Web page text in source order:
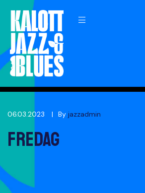
06.03.2023 By jazzadmin
Fredag